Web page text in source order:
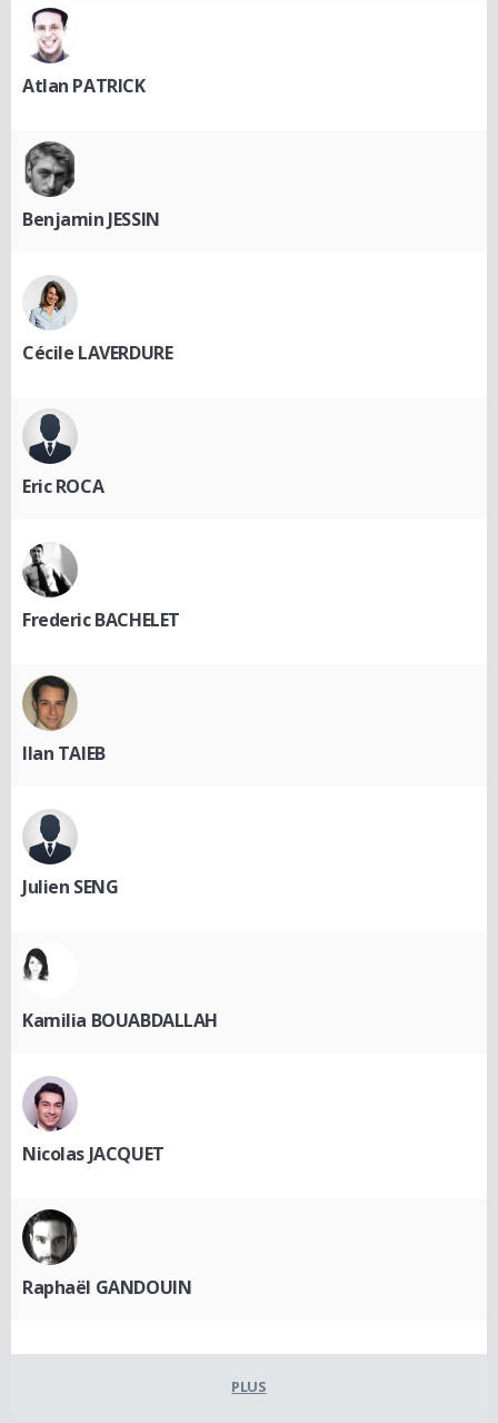
Atlan PATRICK
Benjamin JESSIN
Cécile LAVERDURE
Eric ROCA
Frederic BACHELET
Ilan TAIEB
Julien SENG
Kamilia BOUABDALLAH
Nicolas JACQUET
Raphaël GANDOUIN
PLUS